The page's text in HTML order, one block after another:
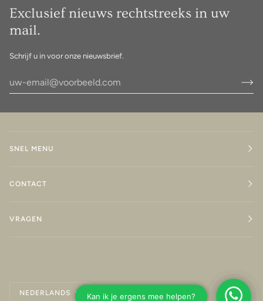
Exclusief nieuws rechtstreeks in uw
mail.
Schrijf u in voor onze nieuwsbrief.
SNEL MENU
CONTACT
VRAGEN
Taal
NEDERLANDS